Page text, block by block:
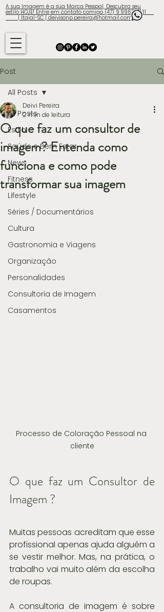
A sua Imagem é a sua Marca Pessoal, Descubra seu
estilo HOJE! Entre em contato comigo (47) 9.9960-3131
| Itajaí-SC | deivisonp.pereira@hotmail.com
Post
All Posts
Estilo
Saúde e Bem Estar
News
Fitness
Lifestyle
Séries / Documentários
Cultura
Gastronomia e Viagens
Organização
Personalidades
Consultoria de Imagem
Casamentos
All Posts
O que faz um consultor de
imagem? Entenda como
funciona e como pode
transformar sua imagem
Deivi Pereira
2 min de leitura
Processo de Coloração Pessoal na
cliente
O que faz um Consultor de
Imagem ?
Muitas pessoas acreditam que esse
profissional apenas ajuda alguém a
se vestir melhor. Mas, na prática, o
trabalho vai muito além da escolha
de roupas.